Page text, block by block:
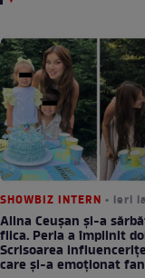
SHOWBIZ INTERN • ieri
Alina Ceușan și-a
fiica. Perla a împlinit
Scrisoarea
care și-a emoționat